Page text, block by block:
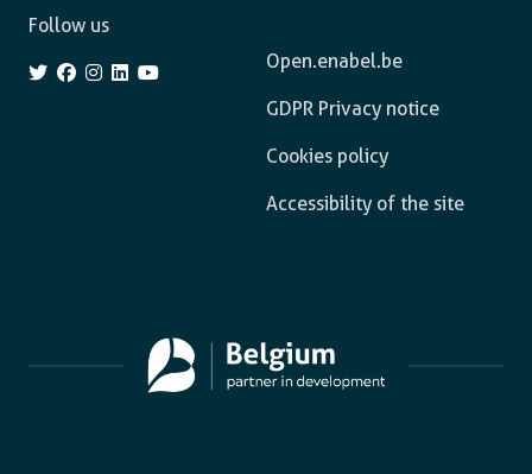
Open.enabel.be
GDPR Privacy notice
Cookies policy
Accessibility of the site
Follow us